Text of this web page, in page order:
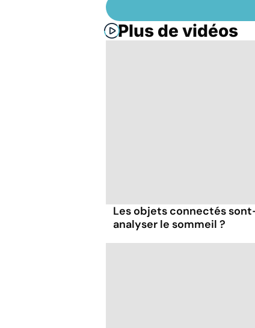
Plus de vidéos
Les objets connectés
analyser le sommeil ?